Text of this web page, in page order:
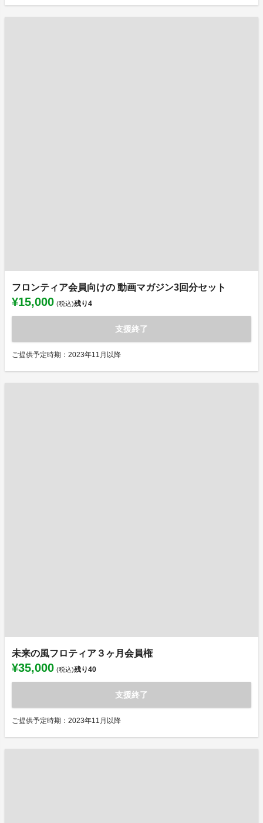
フロンティア会員向けの 動画マガジン3回分セット
¥15,000 (税込)残り4
支援終了
ご提供予定時期：2023年11月以降
未来の風フロティア３ヶ月会員権
¥35,000 (税込)残り40
支援終了
ご提供予定時期：2023年11月以降